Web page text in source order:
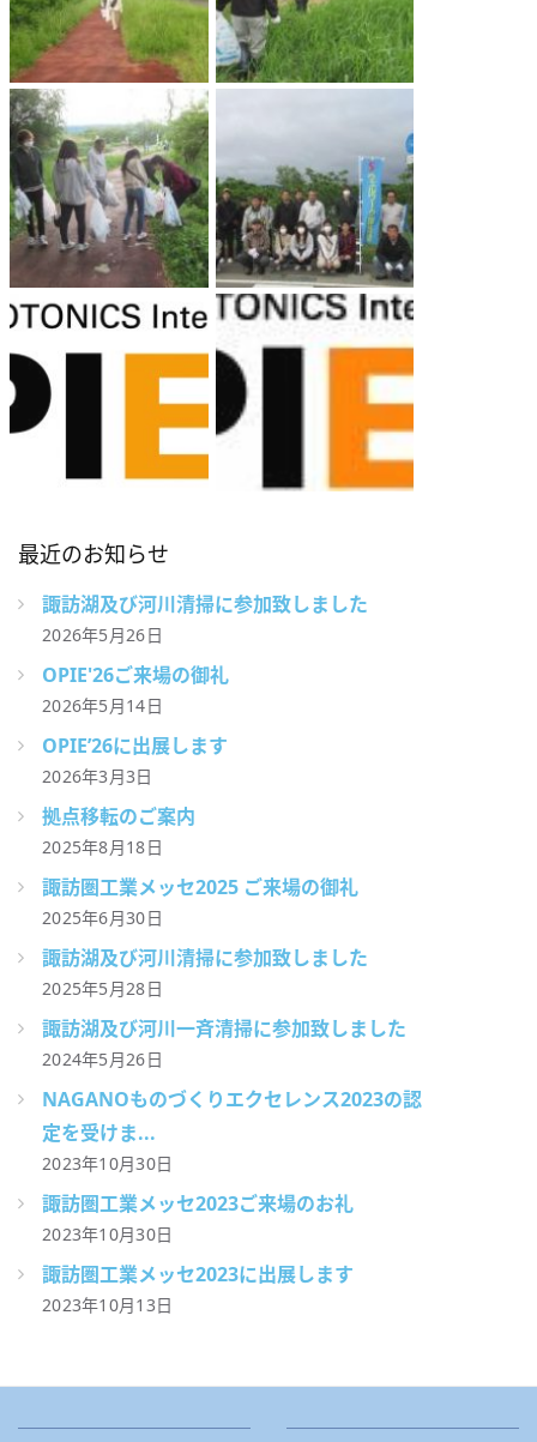
最近のお知らせ
諏訪湖及び河川清掃に参加致しました
2026年5月26日
OPIE'26ご来場の御礼
2026年5月14日
OPIE’26に出展します
2026年3月3日
拠点移転のご案内
2025年8月18日
諏訪圏工業メッセ2025 ご来場の御礼
2025年6月30日
諏訪湖及び河川清掃に参加致しました
2025年5月28日
諏訪湖及び河川一斉清掃に参加致しました
2024年5月26日
NAGANOものづくりエクセレンス2023の認
定を受けま...
2023年10月30日
諏訪圏工業メッセ2023ご来場のお礼
2023年10月30日
諏訪圏工業メッセ2023に出展します
2023年10月13日